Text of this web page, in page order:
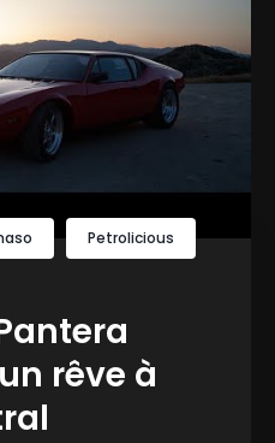
Petrolicious
rêve à